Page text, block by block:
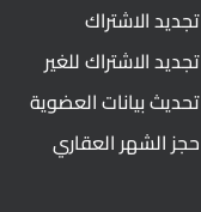
تجديد الاشتراك
تجديد الاشتراك للغير
تحديث بيانات العضوية
حجز الشهر العقاري